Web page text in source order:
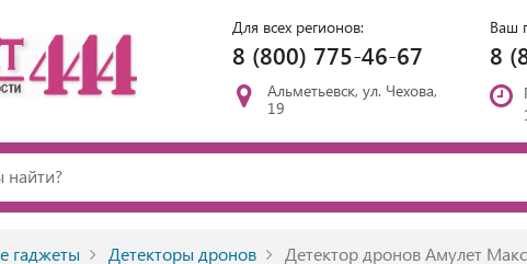
Для всех регионов:
8 (800) 775-46-67
Ваш
8
Альметьевск, ул. Чехова,
19
гаджеты Детекторы дронов Детектор дронов Амулет